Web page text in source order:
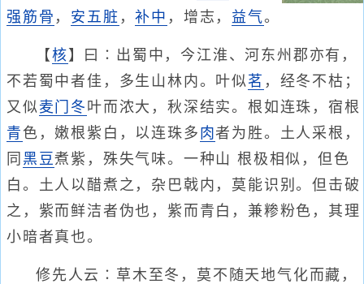
强筋骨 ， 安五脏 ，补中 ，增志， 益气。
【 核 】曰∶出蜀中，今江淮、河东州郡亦有，
不若蜀中者佳，多生山林内。叶似茗 ，经冬不枯；
又似麦门冬 叶而浓大，秋深结实。根如连珠，宿根
青 色，嫩根紫白，以连珠多 肉者为胜。土人采根，
同 黑豆煮紫，殊失气味。一种山 根极相似，但色
白。土人以醋煮之，杂巴戟内，莫能识别。但击破
之，紫而鲜洁者伪也，紫而青白，兼糁粉色，其理
小暗者真也。
修先人云∶草木至冬，莫不随天地气化而藏，